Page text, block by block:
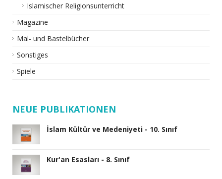
Islamischer Religionsunterricht
Magazine
Mal- und Bastelbücher
Sonstiges
Spiele
NEUE PUBLIKATIONEN
İslam Kültür ve Medeniyeti - 10. Sınıf
Kur'an Esasları - 8. Sınıf